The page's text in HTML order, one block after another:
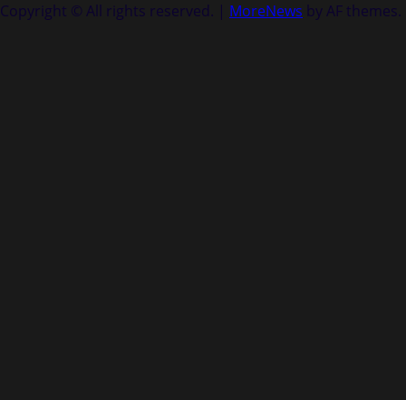
Copyright © All rights reserved. | MoreNews by AF themes.